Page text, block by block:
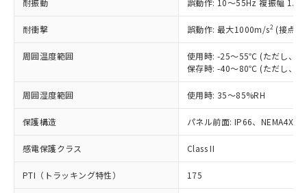
耐振動 誤動作: 10～55Hz 複振幅
耐衝撃 誤動作: 最大1000m/s2 (接点
周囲温度範囲
使用時: -25～55℃ (ただし、氷
保存時: -40～80℃ (ただし、氷
周囲湿度範囲 使用時: 35～85%RH
保護構造 パネル前面: IP66、NEMA4X,
感電保護クラス Class II
PTI（トラッキング特性） 175
正式な納期状況および標準価格はお客
様のお取引先、またはお客様担当のオ
ムロン制御機器販売店・当社販売員に
オムロン制御機器販売店や当社販売拠
販売ネットワーク
」をご確認
在庫状況および標準価格結果を当社の
事前の承諾なく第三者に漏洩または開
示しないようお願いします。
マイパーツ機能（部品リスト作成サー
ビス）をご利用いただくには、I-Web
メンバーズにご登録されている必要が
但し、RoHS指令で産業用監視および制御機器に対する
適用除外項目は除く。
フタル酸エステル類の４物質については閾値を超える意
図的な使用がないことを確認しています。
部品在庫の切り替え状況などにより、予定
月が前後することがあります。
DBP(フタル酸ジブチル) : 1000ppm、 DIBP(フタル酸ジ
イソブチル) : 1000ppm、 BBP(フタル酸ブチルベンジ
DEHP(フタル酸ビス(2-エチルヘキシル)) : 1000ppm
準値以下であることを示します。
「10」：通常の使用状況下において有害物
質が外部に漏えいし、環境に深刻な影響を
及ぼさない年数を意味します。
「－」：未確認です。当社販売部門へお問
全に破砕するなど、違法に輸出されな
いよう必要な手段を講じます。
当社は貴社製品を、核兵器、ミサイ
ル、化学兵器、生物兵器またはその他
武器並びにこれらの製造装置等に一切
当社は、貴社製品を第三者に販売する
場合は、上記1、2および3の内容を当
該第三者に通知します。また当社は、
販売先および販売に係わる関係者が違
法に輸出するおそれがある場合は、取
り引きをいたしません。
一定数には満たないが在庫あり
－
在庫なし(最新の在庫状況につ
いては、お客様のお取引先、ま
たはお客様担当のオムロン制御
機器販売店・当社販売員にご確
空
受注生産機種、また在庫状況の
情報を公開していない機種